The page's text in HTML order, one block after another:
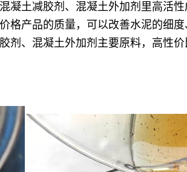
凝土减胶剂、混凝土外加剂 里高活
产品的质量，可以改善水泥的细
剂、混凝土外加剂 主要原料，高性